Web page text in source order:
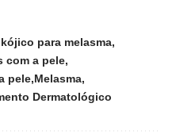
para melasma
com a pele
pele Melasma
Dermatológico